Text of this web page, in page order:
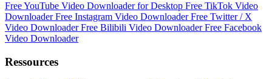
Free YouTube Video Downloader for Desktop Free TikTok Video
DownloaderFree Instagram Video DownloaderFree Twitter / X
Video DownloaderFree Bilibili Video DownloaderFree Facebook
Video Downloader
Ressources